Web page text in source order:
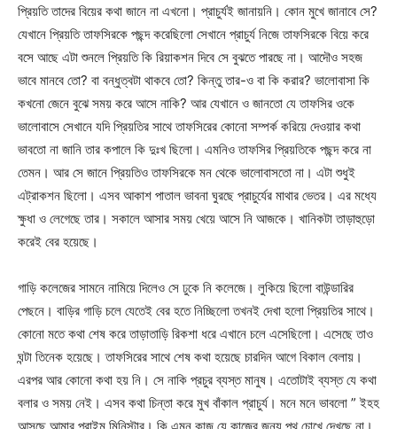
প্রিয়তি তাদের বিয়ের কথা জানে না এখনো। প্রাচুর্যই জানায়নি। কোন মুখে জানাবে সে?
যেখানে প্রিয়তি তাফসিরকে পছন্দ করেছিলো সেখানে প্রাচুর্য নিজে তাফসিরকে বিয়ে করে
বসে আছে এটা শুনলে প্রিয়তি কি রিয়াকশন দিবে সে বুঝতে পারছে না। আদৌও সহজ
ভাবে মানবে তো? বা বন্ধুত্বটা থাকবে তো? কিন্তু তার-ও বা কি করার? ভালোবাসা কি
কখনো জেনে বুঝে সময় করে আসে নাকি? আর যেখানে ও জানতো যে তাফসির ওকে
ভালোবাসে সেখানে যদি প্রিয়তির সাথে তাফসিরের কোনো সম্পর্ক করিয়ে দেওয়ার কথা
ভাবতো না জানি তার কপালে কি দুঃখ ছিলো। এমনিও তাফসির প্রিয়তিকে পছন্দ করে না
তেমন। আর সে জানে প্রিয়তিও তাফসিরকে মন থেকে ভালোবাসতো না। এটা শুধুই
এট্রাকশন ছিলো। এসব আকাশ পাতাল ভাবনা ঘুরছে প্রাচুর্যের মাথার ভেতর। এর মধ্যে
ক্ষুধা ও লেগেছে তার। সকালে আসার সময় খেয়ে আসে নি আজকে। খানিকটা তাড়াহুড়ো
করেই বের হয়েছে।
গাড়ি কলেজের সামনে নামিয়ে দিলেও সে ঢুকে নি কলেজে। লুকিয়ে ছিলো বাউন্ডারির
পেছনে। বাড়ির গাড়ি চলে যেতেই বের হতে নিচ্ছিলো তখনই দেখা হলো প্রিয়তির সাথে।
কোনো মতে কথা শেষ করে তাড়াতাড়ি রিকশা ধরে এখানে চলে এসেছিলো। এসেছে তাও
ঘন্টা তিনেক হয়েছে। তাফসিরের সাথে শেষ কথা হয়েছে চারদিন আগে বিকাল বেলায়।
এরপর আর কোনো কথা হয় নি। সে নাকি প্রচুর ব্যস্ত মানুষ। এতোটাই ব্যস্ত যে কথা
বলার ও সময় নেই। এসব কথা চিন্তা করে মুখ বাঁকাল প্রাচুর্য। মনে মনে ভাবলো ” ইহহ